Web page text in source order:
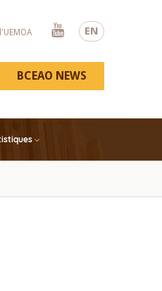
EN
Youtube
BCEAO NEWS